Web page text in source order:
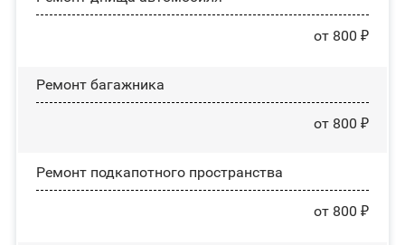
от 800 ₽
Ремонт багажника
от 800 ₽
Ремонт подкапотного пространства
от 800 ₽